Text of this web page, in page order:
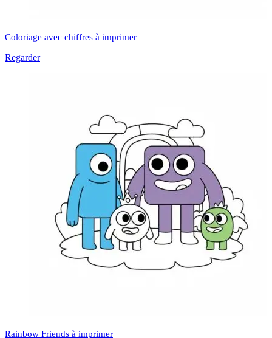
Coloriage avec chiffres à imprimer
Regarder
Rainbow Friends à imprimer